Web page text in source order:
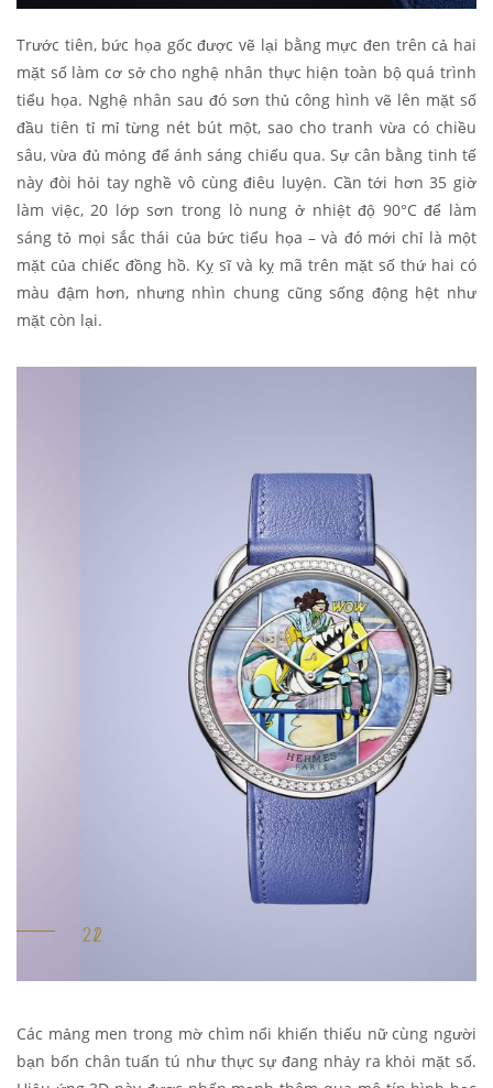
Trước tiên, bức họa gốc được vẽ lại bằng mực đen trên cả hai
mặt số làm cơ sở cho nghệ nhân thực hiện toàn bộ quá trình
tiểu họa. Nghệ nhân sau đó sơn thủ công hình vẽ lên mặt số
đầu tiên tỉ mỉ từng nét bút một, sao cho tranh vừa có chiều
sâu, vừa đủ mỏng để ánh sáng chiếu qua. Sự cân bằng tinh tế
này đòi hỏi tay nghề vô cùng điêu luyện. Cần tới hơn 35 giờ
làm việc, 20 lớp sơn trong lò nung ở nhiệt độ 90°C để làm
sáng tỏ mọi sắc thái của bức tiểu họa – và đó mới chỉ là một
mặt của chiếc đồng hồ. Kỵ sĩ và kỵ mã trên mặt số thứ hai có
màu đậm hơn, nhưng nhìn chung cũng sống động hệt như
mặt còn lại.
Các mảng men trong mờ chìm nổi khiến thiếu nữ cùng người
bạn bốn chân tuấn tú như thực sự đang nhảy ra khỏi mặt số.